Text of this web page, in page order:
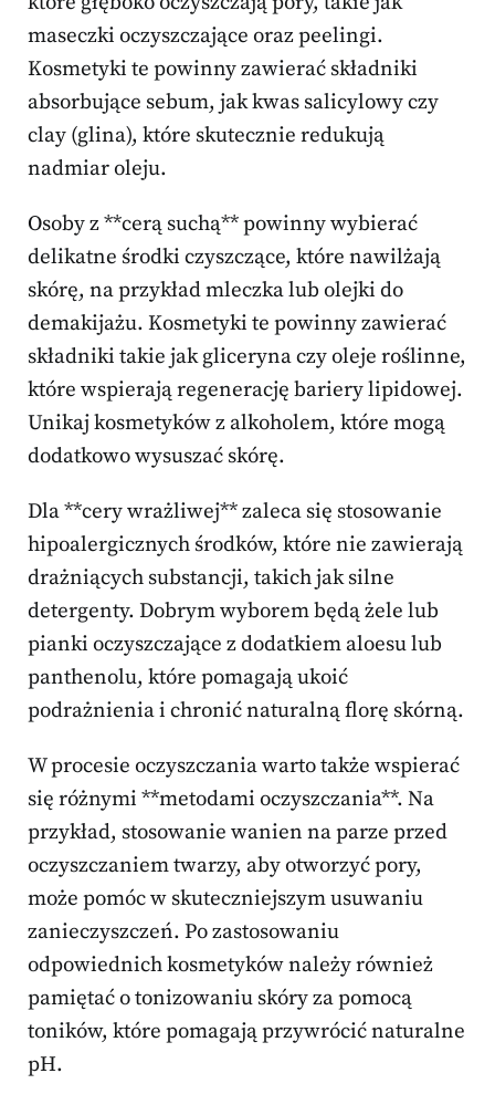
maseczki oczyszczające oraz peelingi.
Kosmetyki te powinny zawierać składniki
absorbujące sebum, jak kwas salicylowy czy
clay (glina), które skutecznie redukują
nadmiar oleju.
Osoby z **cerą suchą** powinny wybierać
delikatne środki czyszczące, które nawilżają
skórę, na przykład mleczka lub olejki do
demakijażu. Kosmetyki te powinny zawierać
składniki takie jak gliceryna czy oleje roślinne,
które wspierają regenerację bariery lipidowej.
Unikaj kosmetyków z alkoholem, które mogą
dodatkowo wysuszać skórę.
Dla **cery wrażliwej** zaleca się stosowanie
hipoalergicznych środków, które nie zawierają
drażniących substancji, takich jak silne
detergenty. Dobrym wyborem będą żele lub
pianki oczyszczające z dodatkiem aloesu lub
panthenolu, które pomagają ukoić
podrażnienia i chronić naturalną florę skórną.
W procesie oczyszczania warto także wspierać
się różnymi **metodami oczyszczania**. Na
przykład, stosowanie wanien na parze przed
oczyszczaniem twarzy, aby otworzyć pory,
może pomóc w skuteczniejszym usuwaniu
zanieczyszczeń. Po zastosowaniu
odpowiednich kosmetyków należy również
pamiętać o tonizowaniu skóry za pomocą
toników, które pomagają przywrócić naturalne
pH.